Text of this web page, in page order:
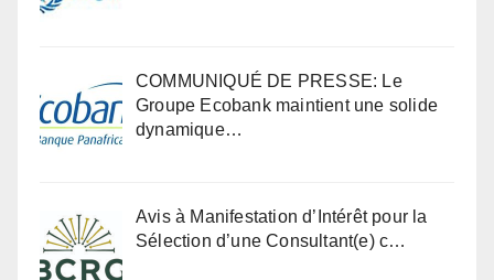
COMMUNIQUÉ DE PRESSE: Le
Groupe Ecobank maintient une solide
dynamique…
Avis à Manifestation d’Intérêt pour la
Sélection d’une Consultant(e) c…